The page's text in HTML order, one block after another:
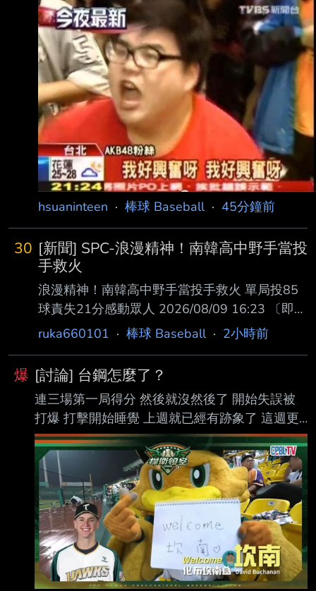
hsuaninteen · 棒球 Baseball· 45分鐘前
30 [新聞] SPC-浪漫精神！南韓高中野手當投
手救火
浪漫精神！南韓高中野手當投手救火 單局投85
球責失21分感動眾人 2026/08/09 16:23 〔即時
新聞／綜合報導〕南韓「鳳凰大旗全國高中棒球
42：0的分數扣倒大邱北區SC（Sporting
Club），但和德壽的大勝相比，外 界更關注大
邱北區由野手轉為投手救火的李賢俊（ ，音
譯），因為他全力對決所有 打者，就算單局投
85球責失21分也不懊悔，被網友盛讚擁有棒球
的「浪漫精神」。 據《韓聯社》報導，李賢俊
為大邱北區SC第3棒和遊擊手，於第4局上半球
隊以0：1
ruka660101 · 棒球 Baseball· 2小時前
爆 [討論] 台鋼怎麼了？
連三場第一局得分 然後就沒然後了 開始失誤被
打爆 打擊開始睡覺 上週就已經有跡象了 這週更
慘 自己把自己送去年度四 台鋼怎麼了？ --